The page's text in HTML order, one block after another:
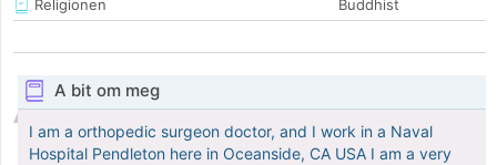
Religionen
Buddhist
A bit om meg
I am a orthopedic surgeon doctor, and I work in a Naval
Hospital Pendleton here in Oceanside, CA USA I am a very